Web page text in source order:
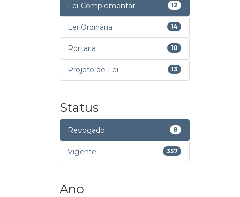
Lei Complementar 12
Lei Ordinária 14
Portaria 10
Projeto de Lei 13
Status
Revogado 8
Vigente 357
Ano